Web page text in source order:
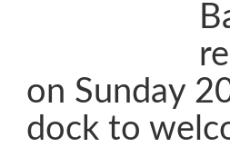
on Sunday
dock to